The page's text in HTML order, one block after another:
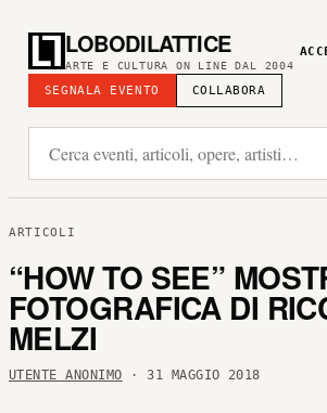
LOBODILATTICE
ARTE E CULTURA ON LINE DAL 2004
SEGNALA EVENTO COLLABORA
ARTICOLI
“HOW TO SEE”
FOTOGRAFICA DI
MELZI
UTENTE ANONIMO · 31 MAGGIO 2018